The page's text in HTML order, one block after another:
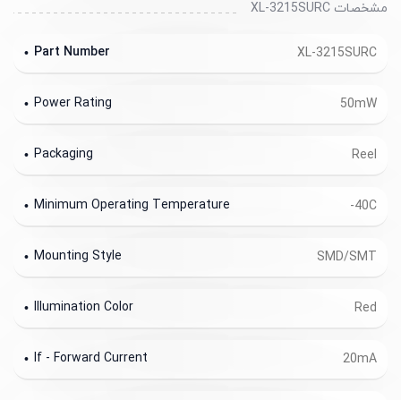
مشخصات XL-3215SURC
XL-3215SURC
Part Number
50mW
Power Rating
Reel
Packaging
-40C
Minimum Operating Temperature
SMD/SMT
Mounting Style
Red
Illumination Color
20mA
If - Forward Current